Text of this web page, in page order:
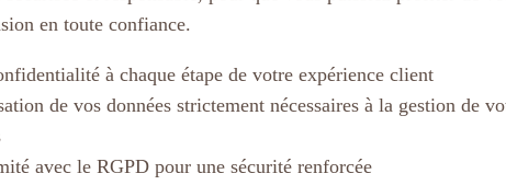
en toute confiance.
à chaque étape de votre expérience client
de vos données strictement nécessaires à la gestion de
avec le RGPD pour une sécurité renforcée